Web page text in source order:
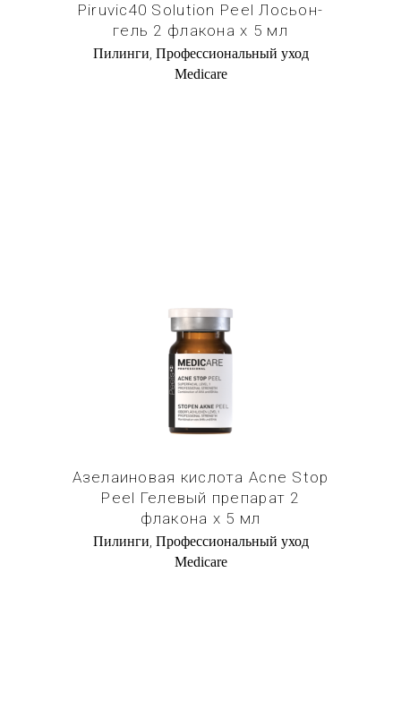
Piruvic40 Solution Peel Лосьон-
гель 2 флакона х 5 мл
Пилинги, Профессиональный уход
Medicare
Купить в 1 клик
Азелаиновая кислота Acne Stop
Peel Гелевый препарат 2
флакона х 5 мл
Пилинги, Профессиональный уход
Medicare